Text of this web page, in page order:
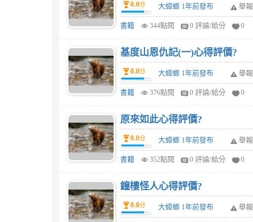
0.0分 大蟑螂 1年前發布 舉報
書籍 344點閱 0 評論/給分 0
基度山恩仇記(一)心得評價?
0.0分 大蟑螂 1年前發布 舉報
書籍 376點閱 0 評論/給分 0
原來如此心得評價?
0.0分 大蟑螂 1年前發布 舉報
書籍 352點閱 0 評論/給分 0
鐘樓怪人心得評價?
0.0分 大蟑螂 1年前發布 舉報